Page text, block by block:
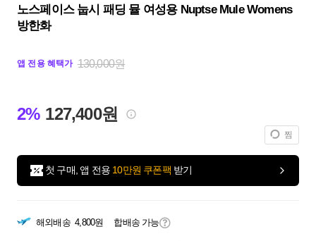
노스페이스 눕시 패딩 뮬 여성용 Nuptse Mule Womens
방한화
앱 전용 혜택가 130,000원
2% 127,400원
찜
첫 구매, 앱 전용 10만원 쿠폰팩 받기
해외배송 4,800원 합배송 가능